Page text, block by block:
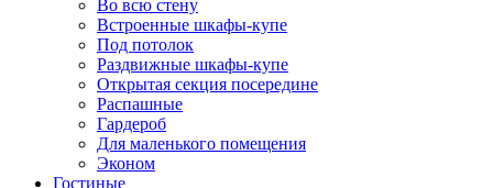
Во всю стену
Встроенные шкафы-купе
Под потолок
Раздвижные шкафы-купе
Открытая секция посередине
Распашные
Гардероб
Для маленького помещения
Эконом
Гостиные